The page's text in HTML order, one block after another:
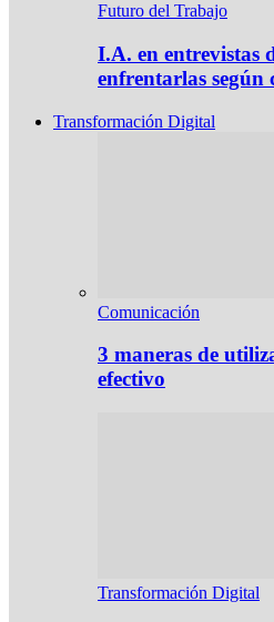
Futuro del Trabajo
I.A. en entrevistas
enfrentarlas
Transformación Digital
Comunicación
3 maneras de
efectivo
Transformación Digital